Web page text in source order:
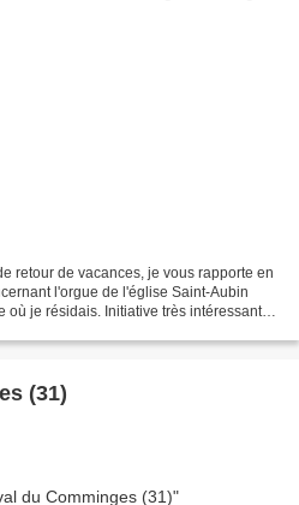
retour de vacances, je vous rapporte en
l'orgue de l'église Saint-Aubin
je résidais. Initiative très intéressante;
(31)